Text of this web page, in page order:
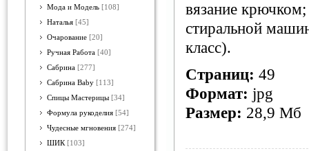
Мода и Модель [108]
Наталья [45]
Очарование [20]
Ручная Работа [40]
Сабрина [277]
Сабрина Baby [113]
Спицы Мастерицы [34]
Формула рукоделия [54]
Чудесные мгновения [274]
ШИК [103]
вязание крючком;
стиральной
класс).
Страниц: 49
Формат: jpg
Размер: 28,9 Мб